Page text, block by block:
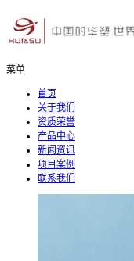
菜单
首页
关于我们
资质荣誉
产品中心
新闻资讯
项目案例
联系我们